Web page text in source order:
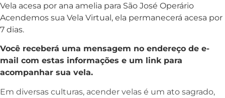
Vela acesa por ana amelia para São José Operário
Acendemos sua Vela Virtual, ela permanecerá acesa por
7 dias.
Você receberá uma mensagem no endereço de e-
mail com estas informações e um link para
acompanhar sua vela.
Em diversas culturas, acender velas é um ato sagrado,